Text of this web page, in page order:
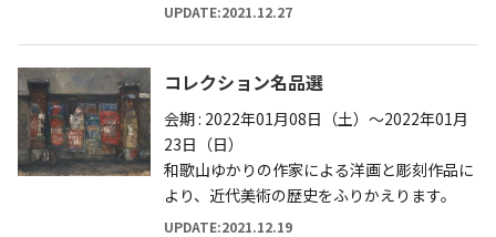
UPDATE:2021.12.27
コレクション名品選
会期 : 2022年01月08日（土）～2022年01月
23日（日）
和歌山ゆかりの作家による洋画と彫刻作品に
より、近代美術の歴史をふりかえります。
UPDATE:2021.12.19